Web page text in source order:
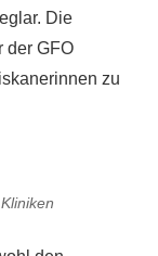
Die
der GFO
zu